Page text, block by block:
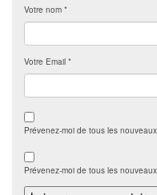
Votre nom *
Votre Email *
Prévenez-moi de tous les
Prévenez-moi de tous les